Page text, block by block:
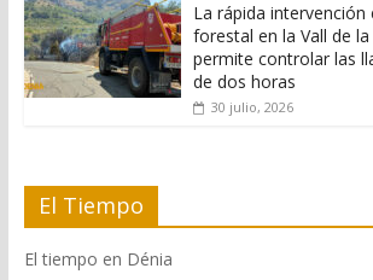
La rápida intervención
forestal en la Vall de la
permite controlar las
de dos horas
30 julio, 2026
El Tiempo
El tiempo en Dénia